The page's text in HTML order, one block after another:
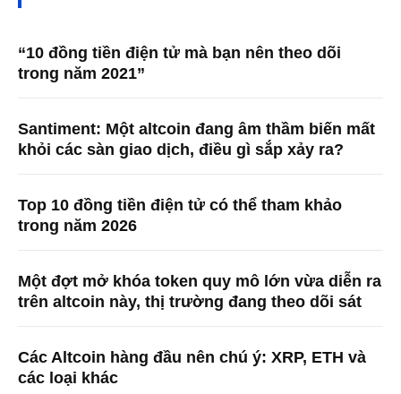
“10 đồng tiền điện tử mà bạn nên theo dõi
trong năm 2021”
Santiment: Một altcoin đang âm thầm biến mất
khỏi các sàn giao dịch, điều gì sắp xảy ra?
Top 10 đồng tiền điện tử có thể tham khảo
trong năm 2026
Một đợt mở khóa token quy mô lớn vừa diễn ra
trên altcoin này, thị trường đang theo dõi sát
Các Altcoin hàng đầu nên chú ý: XRP, ETH và
các loại khác